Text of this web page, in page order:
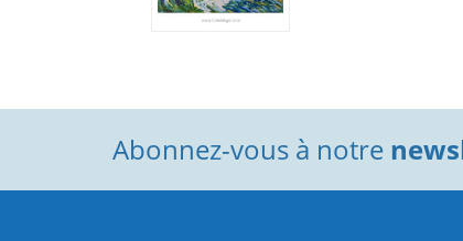
Abonnez-vous à notre